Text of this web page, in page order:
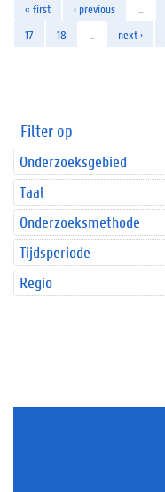
« first ‹ previous
17
18 next ›
Filter op
Onderzoeksgebied
Taal
Onderzoeksmethode
Tijdsperiode
Regio